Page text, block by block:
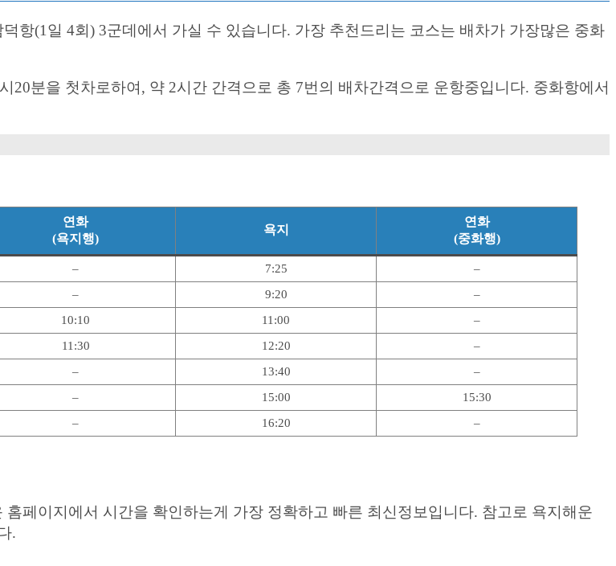
항(1일 4회) 3군데에서 가실 수 있습니다. 가장 추천드리는 코스는 배차가 가장많은 중화
분을 첫차로하여, 약 2시간 간격으로 총 7번의 배차간격으로 운항중입니다. 중화항에서
연화
(욕지행)
욕지
연화
(중화행)
– 7:25
–
– 9:20
–
10:10 11:00
–
11:30 12:20
–
– 13:40
–
– 15:00
15:30
– 16:20 –
페이지에서 시간을 확인하는게 가장 정확하고 빠른 최신정보입니다. 참고로 욕지해운
.